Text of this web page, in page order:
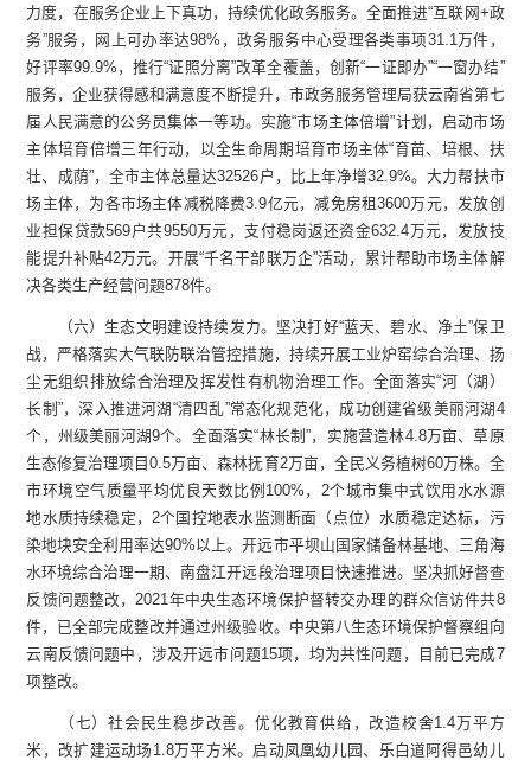
力度，在服务企业上下真功，持续优化政务服务。全面推进“互联网+政
务”服务，网上可办率达98%，政务服务中心受理各类事项31.1万件，
好评率99.9%，推行“证照分离”改革全覆盖，创新“一证即办”“一窗办结”
服务，企业获得感和满意度不断提升，市政务服务管理局获云南省第七
届人民满意的公务员集体一等功。实施“市场主体倍增”计划，启动市场
主体培育倍增三年行动，以全生命周期培育市场主体“育苗、培根、扶
壮、成荫”，全市主体总量达32526户，比上年净增32.9%。大力帮扶市
场主体，为各市场主体减税降费3.9亿元，减免房租3600万元，发放创
业担保贷款569户共9550万元，支付稳岗返还资金632.4万元，发放技
能提升补贴42万元。开展“千名干部联万企”活动，累计帮助市场主体解
决各类生产经营问题878件。
（六）生态文明建设持续发力。坚决打好“蓝天、碧水、净土”保卫
战，严格落实大气联防联治管控措施，持续开展工业炉窑综合治理、扬
尘无组织排放综合治理及挥发性有机物治理工作。全面落实“河（湖）
长制”，深入推进河湖“清四乱”常态化规范化，成功创建省级美丽河湖4
个，州级美丽河湖9个。全面落实“林长制”，实施营造林4.8万亩、草原
生态修复治理项目0.5万亩、森林抚育2万亩，全民义务植树60万株。全
市环境空气质量平均优良天数比例100%，2个城市集中式饮用水水源
地水质持续稳定，2个国控地表水监测断面（点位）水质稳定达标，污
染地块安全利用率达90%以上。开远市平坝山国家储备林基地、三角海
水环境综合治理一期、南盘江开远段治理项目快速推进。坚决抓好督查
反馈问题整改，2021年中央生态环境保护督转交办理的群众信访件共8
件，已全部完成整改并通过州级验收。中央第八生态环境保护督察组向
云南反馈问题中，涉及开远市问题15项，均为共性问题，目前已完成7
项整改。
（七）社会民生稳步改善。优化教育供给，改造校舍1.4万平方
米，改扩建运动场1.8万平方米。启动凤凰幼儿园、乐白道阿得邑幼儿